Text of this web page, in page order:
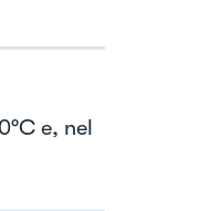
e, nel